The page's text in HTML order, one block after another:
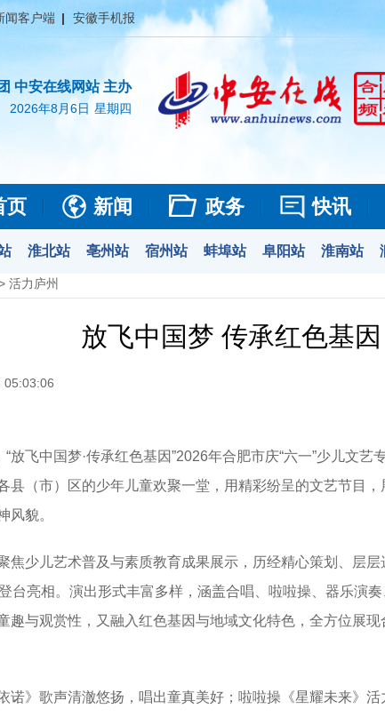
闻客户端 安徽手机报
中安在线网站 主办
2026年8月6日 星期四
页 新闻 政务 快讯
淮北站 亳州站 宿州站 蚌埠站 阜阳站 淮南站
活力庐州
放飞中国梦 传承红色基因
05:03:06
飞中国梦·传承红色基因”2026年合肥市庆“六一”少儿文艺
县（市）区的少年儿童欢聚一堂，用精彩纷呈的文艺节目，
风貌。
少儿艺术普及与素质教育成果展示，历经精心策划、层层
台亮相。演出形式丰富多样，涵盖合唱、啦啦操、器乐演
趣与观赏性，又融入红色基因与地域文化特色，全方位展
》歌声清澈悠扬，唱出童真美好；啦啦操《星耀未来》活